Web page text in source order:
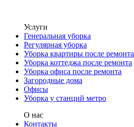
Услуги
Генеральная уборка
Регулярная уборка
Уборка квартиры после ремонта
Уборка коттеджа после ремонта
Уборка офиса после ремонта
Загородные дома
Офисы
Уборка у станций метро
О нас
Контакты